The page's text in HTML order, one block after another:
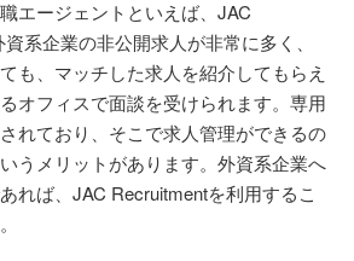
エージェントといえば、JAC
系企業の非公開求人が非常に多く、
も、マッチした求人を紹介してもらえ
オフィスで面談を受けられます。専用
れており、そこで求人管理ができるの
うメリットがあります。外資系企業へ
れば、JAC Recruitmentを利用するこ